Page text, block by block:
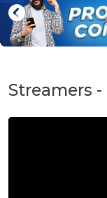
Streamers -